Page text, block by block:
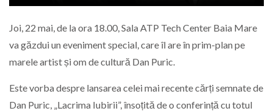
Joi, 22 mai, de la ora 18.00, Sala ATP Tech Center Baia Mare
va găzdui un eveniment special, care îl are în prim-plan pe
marele artist și om de cultură Dan Puric.
Este vorba despre lansarea celei mai recente cărți semnate de
Dan Puric, „Lacrima Iubirii”, însoțită de o conferință cu totul